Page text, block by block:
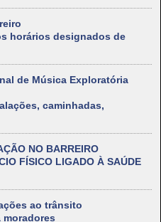
horários designados de
de Música Exploratória
caminhadas,
NO BARREIRO
FÍSICO LIGADO À SAÚDE
ao trânsito
moradores